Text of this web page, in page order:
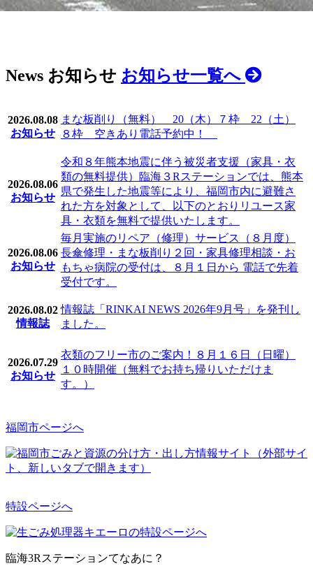
News お知らせ お知らせ一覧へ
2026.08.08
お知らせ
まな板削り（無料） 20（木）７枠 22（土）
８枠 空きあり電話予約中！
2026.08.06
お知らせ
令和８年熊本地震に伴う被災者支援（家具・衣
類の無料提供）臨海３Rステーションでは、熊本
県で発生した地震等により、福岡市内に避難さ
れた方を対象として、以下のとおりリユース家
具・衣類を無料で提供いたします。
2026.08.06
お知らせ
毎月実施のリペア（修理）サービス（８月度）
長傘修理・まな板削り２回・家具修理相談・お
もちゃ病院の受付は、８月１日から 電話で先着
受付です。
2026.08.02
情報誌
情報誌「RINKAI NEWS 2026年9月号」を発刊し
ました。
2026.07.29
お知らせ
衣類のフリー市のご案内！８月１６日（日曜）
１０時開催（無料でお持ち帰りいただけま
す。）
福岡市ページへ
特設ページへ
臨海3Rステーションてなあに？